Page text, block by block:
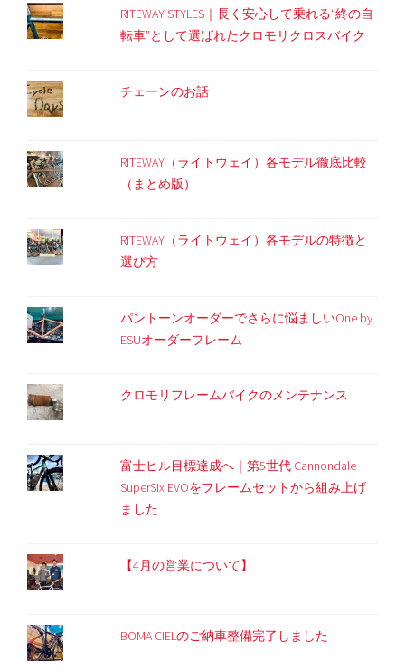
RITEWAY STYLES｜長く安心して乗れる“終の自
転車”として選ばれたクロモリクロスバイク
チェーンのお話
RITEWAY（ライトウェイ）各モデル徹底比較
（まとめ版）
RITEWAY（ライトウェイ）各モデルの特徴と
選び方
パントーンオーダーでさらに悩ましいOne by
ESUオーダーフレーム
クロモリフレームバイクのメンテナンス
富士ヒル目標達成へ｜第5世代 Cannondale
SuperSix EVOをフレームセットから組み上げ
ました
【4月の営業について】
BOMA CIELのご納車整備完了しました